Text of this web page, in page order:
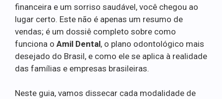
financeira e um sorriso saudável, você chegou ao
lugar certo. Este não é apenas um resumo de
vendas; é um dossiê completo sobre como
funciona o Amil Dental, o plano odontológico mais
desejado do Brasil, e como ele se aplica à realidade
das famílias e empresas brasileiras.
Neste guia, vamos dissecar cada modalidade de